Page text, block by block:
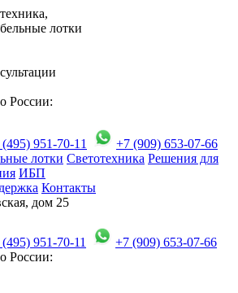
лотки
России:
951-70-11
+7 (909) 653-07-66
лотки Светотехника Решения для
ИБП
Контакты
дом 25
951-70-11
+7 (909) 653-07-66
России: